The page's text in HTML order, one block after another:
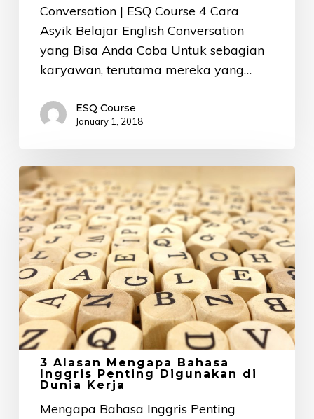
Conversation | ESQ Course 4 Cara
Asyik Belajar English Conversation
yang Bisa Anda Coba Untuk sebagian
karyawan, terutama mereka yang…
ESQ Course
January 1, 2018
3
Alasan
Mengapa
Bahasa
Inggris
Penting
Digunakan
di
Dunia
Kerja
3 Alasan Mengapa Bahasa
Inggris Penting Digunakan di
Dunia Kerja
Mengapa Bahasa Inggris Penting